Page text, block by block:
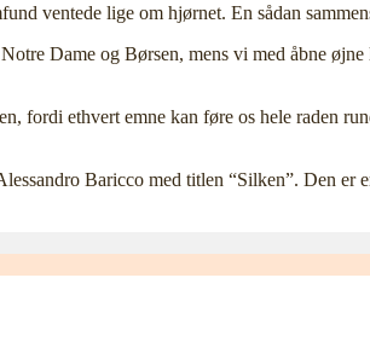
ventede lige om hjørnet. En sådan
Dame og Børsen, mens vi med åbne
fordi ethvert emne kan føre os hele raden
Baricco med titlen “Silken”. Den